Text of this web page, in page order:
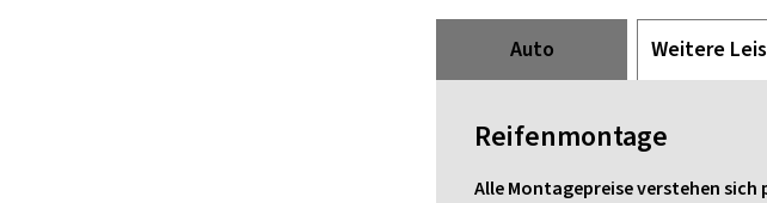
Auto Weitere
Reifenmontage
Alle Montagepreise verstehen